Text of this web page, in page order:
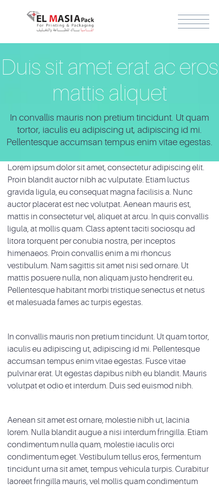
العربية
Duis sit amet erat ac eros
mattis aliquet
In convallis mauris non pretium tincidunt. Ut quam
tortor, iaculis eu adipiscing ut, adipiscing id mi.
Pellentesque accumsan tempus enim vitae egestas.
Lorem ipsum dolor sit amet, consectetur adipiscing elit.
Proin blandit auctor nibh ac vulputate. Etiam luctus
gravida ligula, eu consequat magna facilisis a. Nunc
auctor placerat est nec volutpat. Aenean mauris est,
mattis in consectetur vel, aliquet at arcu. In quis convallis
ligula, at mollis quam. Class aptent taciti sociosqu ad
litora torquent per conubia nostra, per inceptos
himenaeos. Proin convallis enim a mi rhoncus
vestibulum. Nam sagittis sit amet nisi sed ornare. Ut
mattis posuere nulla, non aliquam justo hendrerit eu.
Pellentesque habitant morbi tristique senectus et netus
et malesuada fames ac turpis egestas.
In convallis mauris non pretium tincidunt. Ut quam tortor,
iaculis eu adipiscing ut, adipiscing id mi. Pellentesque
accumsan tempus enim vitae egestas. Fusce vitae
pulvinar erat. Ut egestas dapibus nibh eu blandit. Mauris
volutpat et odio et interdum. Duis sed euismod nibh.
Aenean sit amet est ornare, molestie nibh ut, lacinia
lorem. Nulla blandit augue a nisi interdum fringilla. Etiam
condimentum nulla quam, molestie iaculis orci
condimentum eget. Vestibulum tellus eros, fermentum
tincidunt urna sit amet, tempus vehicula turpis. Curabitur
laoreet fringilla mauris, vel mollis quam condimentum